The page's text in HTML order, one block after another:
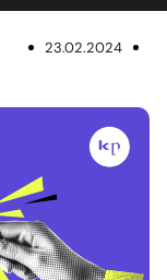
23.02.2024